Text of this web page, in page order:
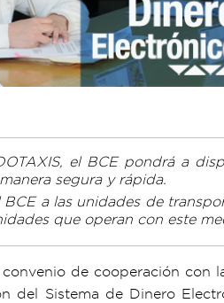
el BCE pondrá a
segura y rápida.
a las unidades de
que operan con este
de cooperación con
del Sistema de Dinero